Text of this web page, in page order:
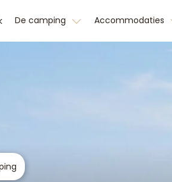
De camping Accommodaties